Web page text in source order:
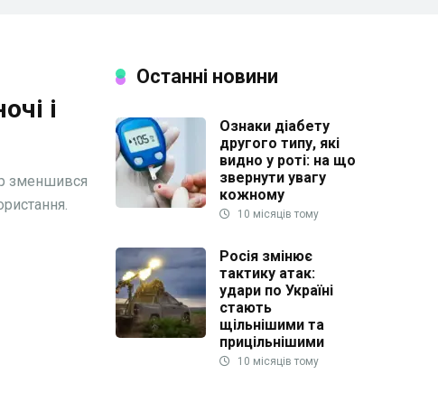
і
зменшився
Останні новини
Ознаки діабету
другого типу, які
видно у роті: на що
звернути увагу
кожному
10 місяців тому
Росія змінює
тактику атак:
удари по Україні
стають
щільнішими та
прицільнішими
10 місяців тому